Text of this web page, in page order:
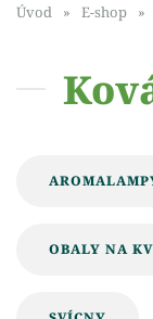
Úvod E-shop
OBALY NA